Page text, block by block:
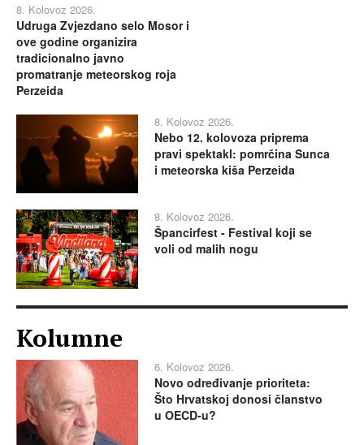
8. Kolovoz 2026.
Udruga Zvjezdano selo Mosor i
ove godine organizira
tradicionalno javno
promatranje meteorskog roja
Perzeida
8. Kolovoz 2026.
Nebo 12. kolovoza priprema
pravi spektakl: pomrčina Sunca
i meteorska kiša Perzeida
8. Kolovoz 2026.
Špancirfest - Festival koji se
voli od malih nogu
Kolumne
6. Kolovoz 2026.
Novo određivanje prioriteta:
Što Hrvatskoj donosi članstvo
u OECD-u?